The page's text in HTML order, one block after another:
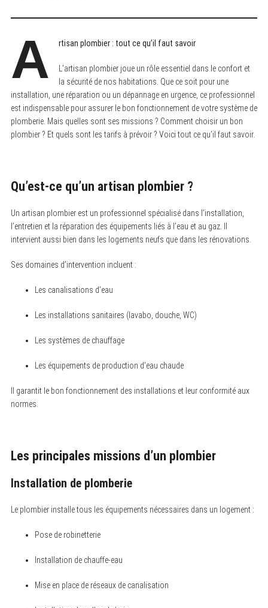
A rtisan plombier : tout ce qu’il faut savoir
L’artisan plombier joue un rôle essentiel dans le confort et
la sécurité de nos habitations. Que ce soit pour une
installation, une réparation ou un dépannage en urgence, ce professionnel
est indispensable pour assurer le bon fonctionnement de votre système de
plomberie. Mais quelles sont ses missions ? Comment choisir un bon
plombier ? Et quels sont les tarifs à prévoir ? Voici tout ce qu’il faut savoir.
Qu’est-ce qu’un artisan plombier ?
Un artisan plombier est un professionnel spécialisé dans l’installation,
l’entretien et la réparation des équipements liés à l’eau et au gaz. Il
intervient aussi bien dans les logements neufs que dans les rénovations.
Ses domaines d’intervention incluent :
Les canalisations d’eau
Les installations sanitaires (lavabo, douche, WC)
Les systèmes de chauffage
Les équipements de production d’eau chaude
Il garantit le bon fonctionnement des installations et leur conformité aux
normes.
Les principales missions d’un plombier
Installation de plomberie
Le plombier installe tous les équipements nécessaires dans un logement :
Pose de robinetterie
Installation de chauffe-eau
Mise en place de réseaux de canalisation